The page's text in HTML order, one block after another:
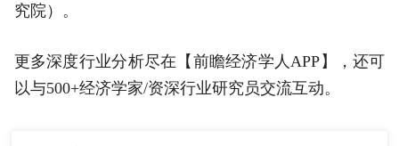
究院）。
更多深度行业分析尽在【前瞻经济学人APP】，还可
以与500+经济学家/资深行业研究员交流互动。